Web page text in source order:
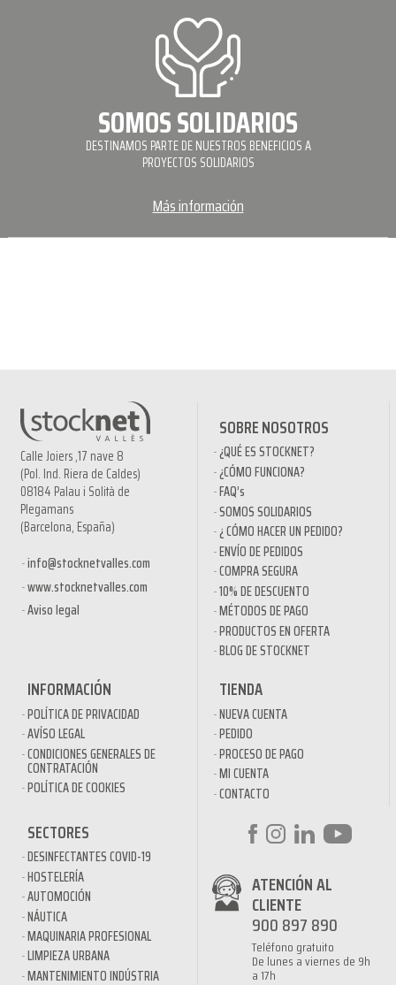
SOMOS SOLIDARIOS
DESTINAMOS PARTE DE NUESTROS BENEFICIOS A
PROYECTOS SOLIDARIOS
Más información
Calle Joiers ,17 nave 8
(Pol. Ind. Riera de Caldes)
08184 Palau i Solità de
Plegamans
(Barcelona, España)
info@stocknetvalles.com
www.stocknetvalles.com
Aviso legal
SOBRE NOSOTROS
¿QUÉ ES STOCKNET?
¿CÓMO FUNCIONA?
FAQ’s
SOMOS SOLIDARIOS
¿ CÓMO HACER UN PEDIDO?
ENVÍO DE PEDIDOS
COMPRA SEGURA
10% DE DESCUENTO
MÉTODOS DE PAGO
PRODUCTOS EN OFERTA
BLOG DE STOCKNET
INFORMACIÓN
POLÍTICA DE PRIVACIDAD
AVÍSO LEGAL
CONDICIONES GENERALES DE
CONTRATACIÓN
POLÍTICA DE COOKIES
TIENDA
NUEVA CUENTA
PEDIDO
PROCESO DE PAGO
MI CUENTA
CONTACTO
SECTORES
DESINFECTANTES COVID-19
HOSTELERÍA
AUTOMOCIÓN
NÁUTICA
MAQUINARIA PROFESIONAL
LIMPIEZA URBANA
MANTENIMIENTO INDÚSTRIA
ATENCIÓN AL
CLIENTE
900 897 890
Teléfono gratuito
De lunes a viernes de 9h
a 17h